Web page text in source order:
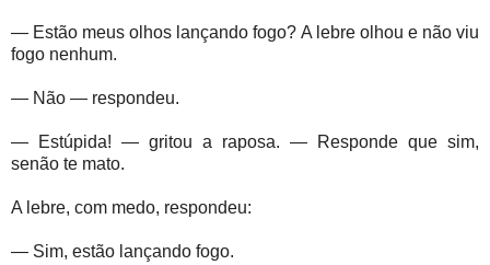
— Estão meus olhos lançando fogo? A lebre olhou e não viu
fogo nenhum.
— Não — respondeu.
— Estúpida! — gritou a raposa. — Responde que sim,
senão te mato.
A lebre, com medo, respondeu:
— Sim, estão lançando fogo.